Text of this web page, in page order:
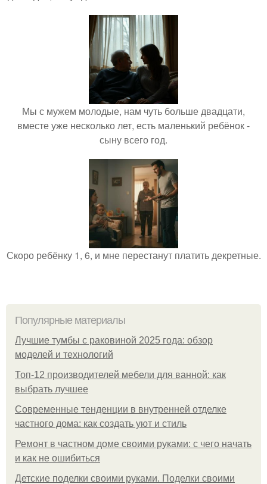
Мы с мужем молодые, нам чуть больше двадцати,
вместе уже несколько лет, есть маленький ребёнок -
сыну всего год.
Скоро ребёнку 1, 6, и мне перестанут платить декретные.
Популярные материалы
Лучшие тумбы с раковиной 2025 года: обзор
моделей и технологий
Топ-12 производителей мебели для ванной: как
выбрать лучшее
Современные тенденции в внутренней отделке
частного дома: как создать уют и стиль
Ремонт в частном доме своими руками: с чего начать
и как не ошибиться
Детские поделки своими руками. Поделки своими